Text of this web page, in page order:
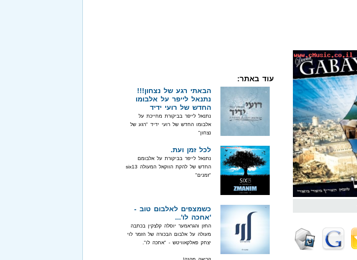
עוד באתר:
הבאתי רגע של נצחון!!!
נתנאל לייפר על אלבומו
החדש של רועי ידיד
נתנאל לייפר בביקורת מחייכת על
אלבומו החדש של רועי ידיד "רגע של
נצחון"
לכל זמן ועת.
נתנאל לייפר בביקורת על אלבומם
החדש של להקת הווקאל המעולה six13
"זמנים"
כשמצפים לאלבום טוב -
'אחכה לו'...
החזן והגראמער יוסלה קלצקין בכתבה
מעולה על אלבום הבכורה של הזמר לוי
יצחק פאלקאוויטש - "אחכה לו".